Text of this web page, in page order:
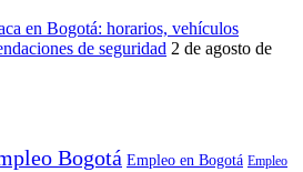
en Bogotá: horarios, vehículos
de seguridad 2 de agosto de
Bogotá Empleo en Bogotá Empleo